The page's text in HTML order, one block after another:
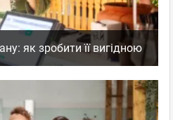
як зробити її вигідною